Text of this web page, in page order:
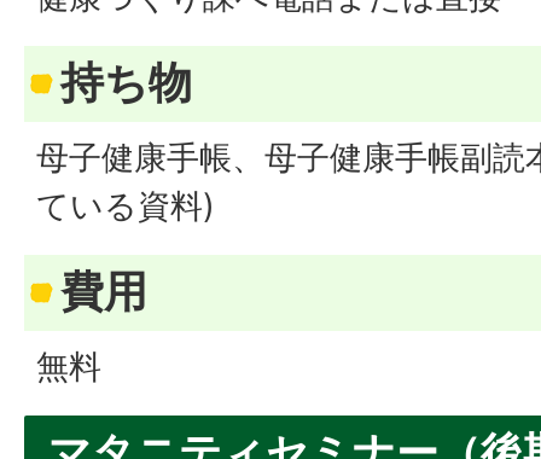
持ち物
母子健康手帳、母子健康手帳副
ている資料)
費用
無料